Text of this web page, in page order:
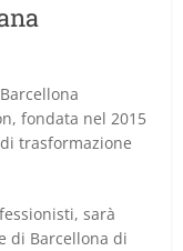
fondata nel 2015
trasformazione
sarà
di Barcellona di